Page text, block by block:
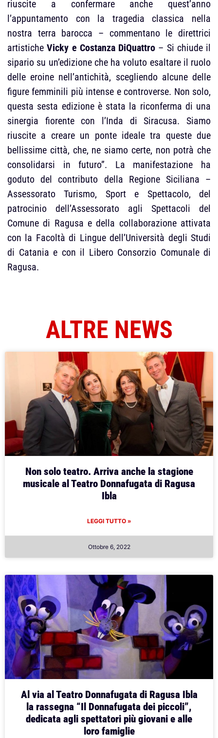
riuscite a confermare anche quest’anno
l’appuntamento con la tragedia classica nella
nostra terra barocca – commentano le direttrici
artisticheVicky e Costanza DiQuattro – Si chiude il
sipario su un’edizione che ha voluto esaltare il ruolo
delle eroine nell’antichità, scegliendo alcune delle
figure femminili più intense e controverse. Non solo,
questa sesta edizione è stata la riconferma di una
sinergia fiorente con l’Inda di Siracusa. Siamo
riuscite a creare un ponte ideale tra queste due
bellissime città, che, ne siamo certe, non potrà che
consolidarsi in futuro”. La manifestazione ha
goduto del contributo della Regione Siciliana –
Assessorato Turismo, Sport e Spettacolo, del
patrocinio dell’Assessorato agli Spettacoli del
Comune di Ragusa e della collaborazione attivata
con la Facoltà di Lingue dell’Università degli Studi
di Catania e con il Libero Consorzio Comunale di
Ragusa.
ALTRE NEWS
Non solo teatro. Arriva anche la stagione
musicale al Teatro Donnafugata di Ragusa
Ibla
LEGGI TUTTO »
Ottobre 6, 2022
Al via al Teatro Donnafugata di Ragusa Ibla
la rassegna “Il Donnafugata dei piccoli”,
dedicata agli spettatori più giovani e alle
loro famiglie